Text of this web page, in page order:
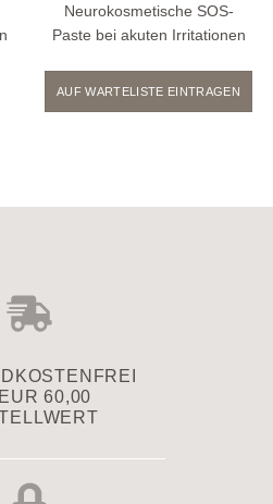
Neurokosmetische SOS-
Paste bei akuten Irritationen
AUF WARTELISTE EINTRAGEN
60,00